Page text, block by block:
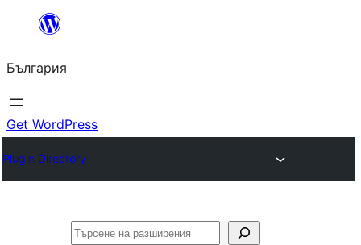
България
Get WordPress
Plugin Directory
Търсене